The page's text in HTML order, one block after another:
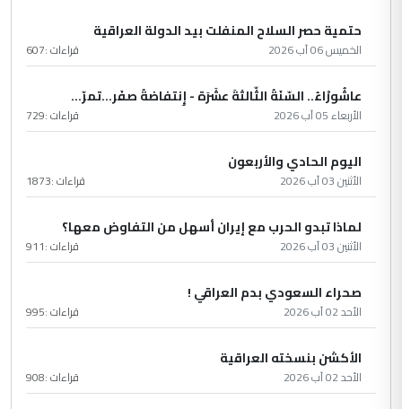
حتمية حصر السلاح المنفلت بيد الدولة العراقية
الخميس 06 آب 2026 قراءات :607
عاشُورْاءُ.. السّنَةُ الثّالثةَ عشَرَة - إِنتفاضةُ صفَر…تمرّ...
الأربعاء 05 آب 2026 قراءات :729
اليوم الحادي والأربعون
الأثنين 03 آب 2026 قراءات :1873
لماذا تبدو الحرب مع إيران أسهل من التفاوض معها؟
الأثنين 03 آب 2026 قراءات :911
صحراء السعودي بدم العراقي !
الأحد 02 آب 2026 قراءات :995
الأكشن بنسخته العراقية
الأحد 02 آب 2026 قراءات :908